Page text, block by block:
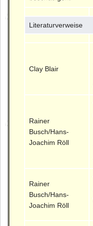
Literaturverweise
Clay Blair
Rainer
Busch/Hans-
Joachim Röll
Rainer
Busch/Hans-
Joachim Röll